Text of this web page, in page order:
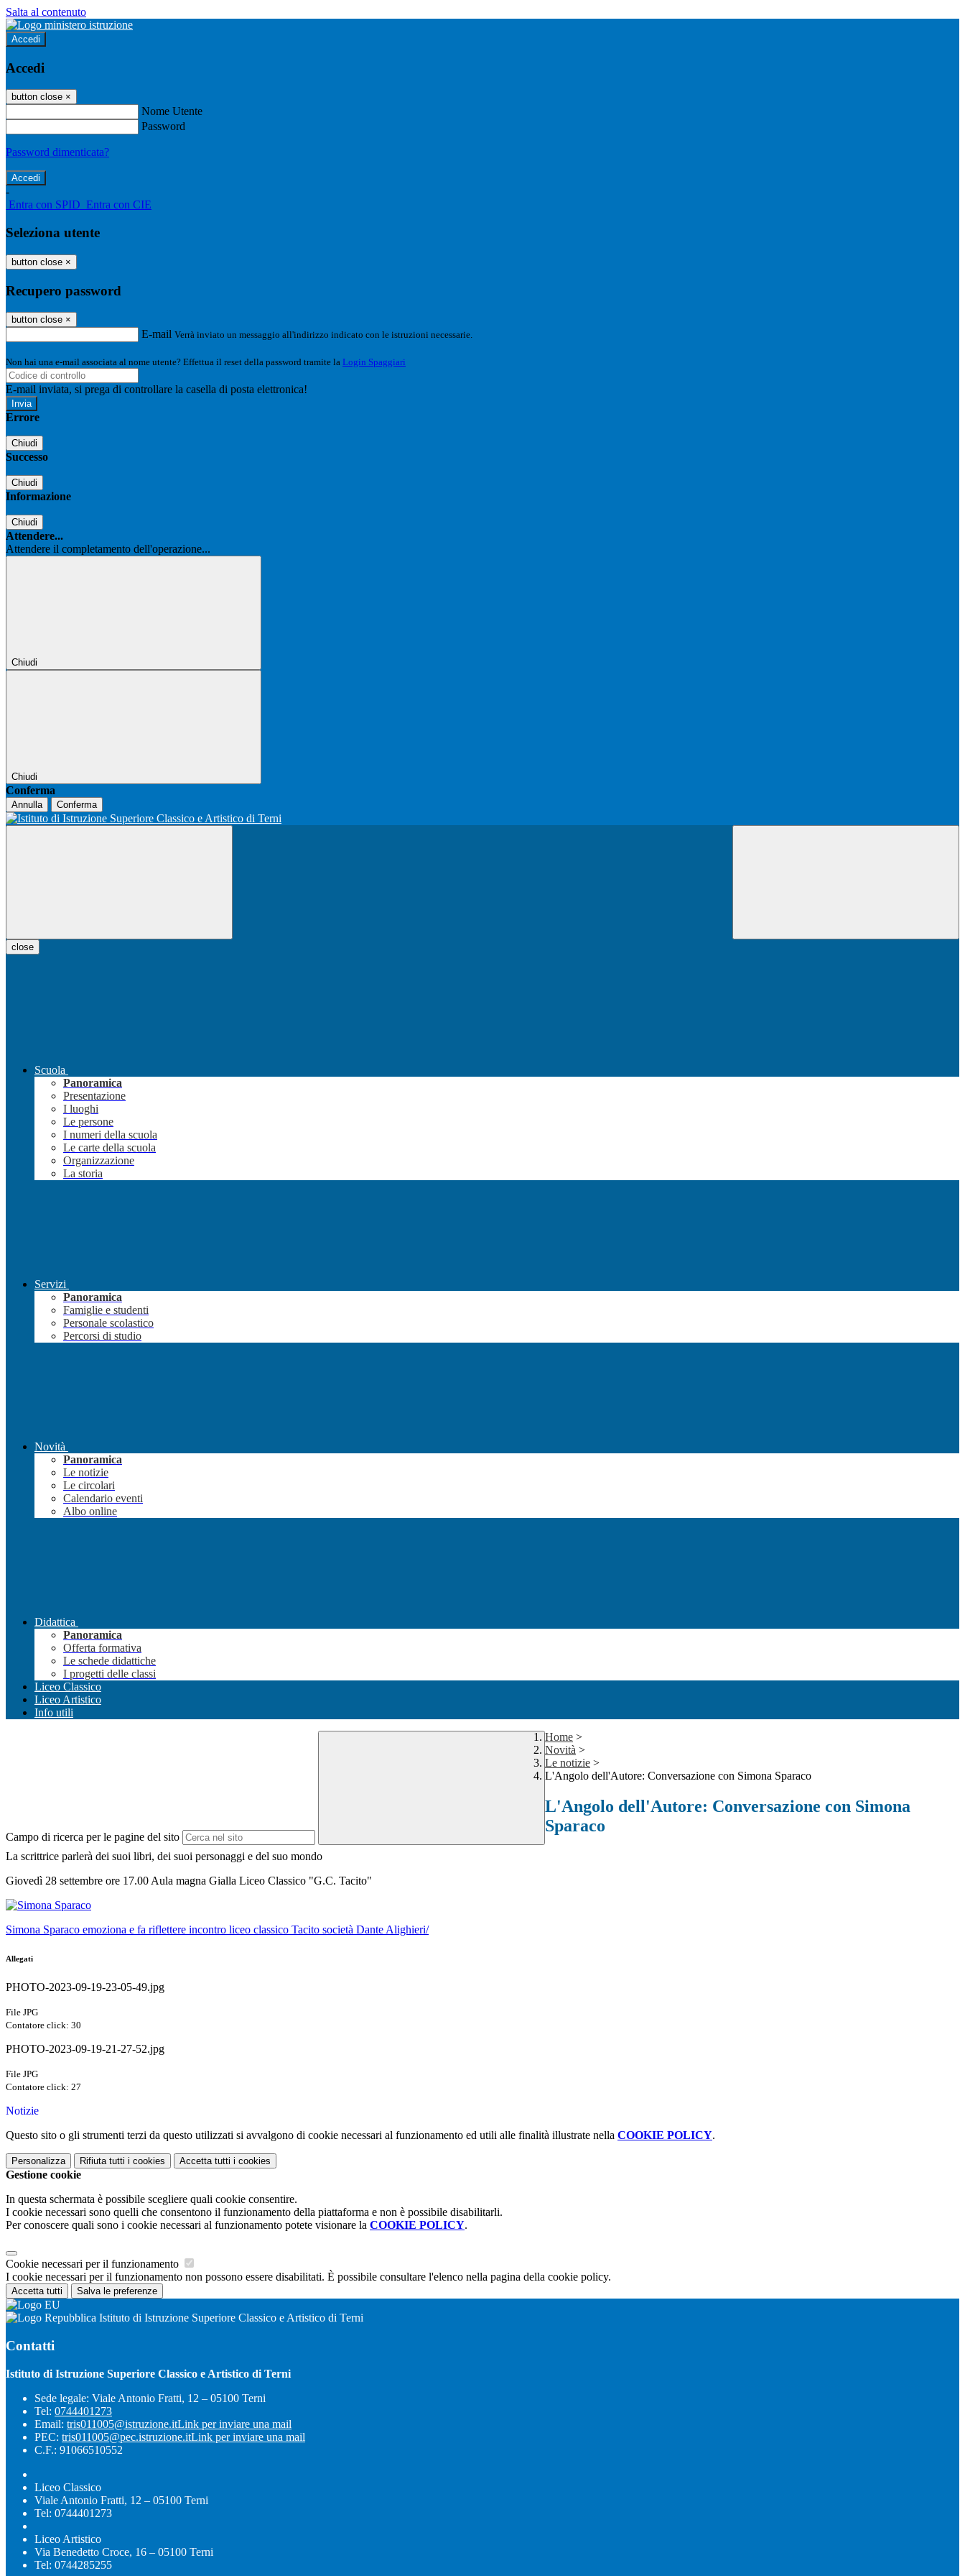
Salta al contenuto
Accedi
Accedi
button close ×
Nome Utente
Password
Password dimenticata?
-
Entra con SPID Entra con CIE
Seleziona utente
button close ×
Recupero password
button close ×
E-mail Verrà inviato un messaggio all'indirizzo indicato con le istruzioni necessarie.
Non hai una e-mail associata al nome utente? Effettua il reset della password tramite la Login Spaggiari
E-mail inviata, si prega di controllare la casella di posta elettronica!
Errore
Chiudi
Successo
Chiudi
Informazione
Chiudi
Attendere...
Attendere il completamento dell'operazione...
Chiudi
Chiudi
Conferma
Annulla Conferma
close
Scuola
Panoramica
Presentazione
I luoghi
Le persone
I numeri della scuola
Le carte della scuola
Organizzazione
La storia
Servizi
Panoramica
Famiglie e studenti
Personale scolastico
Percorsi di studio
Novità
Panoramica
Le notizie
Le circolari
Calendario eventi
Albo online
Didattica
Panoramica
Offerta formativa
Le schede didattiche
I progetti delle classi
Liceo Classico
Liceo Artistico
Info utili
Campo di ricerca per le pagine del sito
Home >
Novità >
Le notizie >
L'Angolo dell'Autore: Conversazione con Simona Sparaco
L'Angolo dell'Autore: Conversazione con Simona
Sparaco
La scrittrice parlerà dei suoi libri, dei suoi personaggi e del suo mondo
Giovedì 28 settembre ore 17.00 Aula magna Gialla Liceo Classico "G.C. Tacito"
Simona Sparaco emoziona e fa riflettere incontro liceo classico Tacito società Dante Alighieri/
Allegati
PHOTO-2023-09-19-23-05-49.jpg
File JPG
Contatore click: 30
PHOTO-2023-09-19-21-27-52.jpg
File JPG
Contatore click: 27
Notizie
Questo sito o gli strumenti terzi da questo utilizzati si avvalgono di cookie necessari al funzionamento ed utili alle finalità illustrate nella COOKIE POLICY.
Personalizza Rifiuta tutti i cookies Accetta tutti i cookies
Gestione cookie
In questa schermata è possibile scegliere quali cookie consentire.
I cookie necessari sono quelli che consentono il funzionamento della piattaforma e non è possibile disabilitarli.
Per conoscere quali sono i cookie necessari al funzionamento potete visionare la COOKIE POLICY.
Cookie necessari per il funzionamento
I cookie necessari per il funzionamento non possono essere disabilitati. È possibile consultare l'elenco nella pagina della cookie policy.
Accetta tutti Salva le preferenze
Istituto di Istruzione Superiore Classico e Artistico di Terni
Contatti
Istituto di Istruzione Superiore Classico e Artistico di Terni
Sede legale: Viale Antonio Fratti, 12 – 05100 Terni
Tel: 0744401273
Email: tris011005@istruzione.itLink per inviare una mail
PEC: tris011005@pec.istruzione.itLink per inviare una mail
C.F.: 91066510552
Liceo Classico
Viale Antonio Fratti, 12 – 05100 Terni
Tel: 0744401273
Liceo Artistico
Via Benedetto Croce, 16 – 05100 Terni
Tel: 0744285255